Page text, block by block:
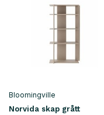
Bloomingville
Norvida skap grått